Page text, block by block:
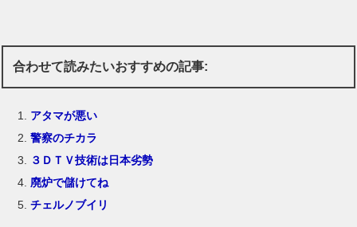
合わせて読みたいおすすめの記事:
アタマが悪い
警察のチカラ
３ＤＴＶ技術は日本劣勢
廃炉で儲けてね
チェルノブイリ